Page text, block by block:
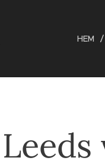
HEM